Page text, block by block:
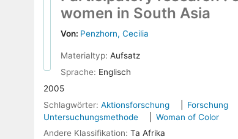
women in South Asia
Von: Penzhorn, Cecilia
Materialtyp: Aufsatz
Sprache: Englisch
2005
Schlagwörter: Aktionsforschung Forschung
Untersuchungsmethode
Woman of Color
Andere Klassifikation: Ta Afrika